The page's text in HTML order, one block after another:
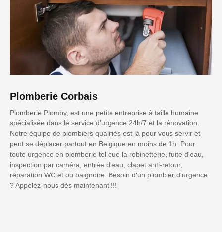
Plomberie Corbais
Plomberie Plomby, est une petite entreprise à taille humaine
spécialisée dans le service d’urgence 24h/7 et la rénovation.
Notre équipe de plombiers qualifiés est là pour vous servir et
peut se déplacer partout en Belgique en moins de 1h. Pour
toute urgence en plomberie tel que la robinetterie, fuite d'eau,
inspection par caméra, entrée d'eau, clapet anti-retour,
réparation WC et ou baignoire. Besoin d'un plombier d'urgence
? Appelez-nous dès maintenant !!!